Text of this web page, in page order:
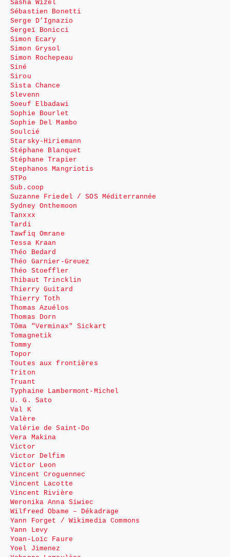
Sasha Wizel
Sébastien Bonetti
Serge D’Ignazio
Sergeï Bonicci
Simon Ecary
Simon Grysol
Simon Rochepeau
Siné
Sirou
Sista Chance
Slevenn
Soeuf Elbadawi
Sophie Bourlet
Sophie Del Mambo
Soulcié
Starsky-Hiriemann
Stéphane Blanquet
Stéphane Trapier
Stephanos Mangriotis
STPo
Sub.coop
Suzanne Friedel / SOS Méditerrannée
Sydney Onthemoon
Tanxxx
Tardi
Tawfiq Omrane
Tessa Kraan
Théo Bedard
Théo Garnier-Greuez
Théo Stoeffler
Thibaut Trincklin
Thierry Guitard
Thierry Toth
Thomas Azuélos
Thomas Dorn
Tôma "Verminax" Sickart
Tomagnetik
Tommy
Topor
Toutes aux frontières
Triton
Truant
Typhaine Lambermont-Michel
U. G. Sato
Val K
Valère
Valérie de Saint-Do
Vera Makina
Victor
Victor Delfim
Victor Leon
Vincent Croguennec
Vincent Lacotte
Vincent Rivière
Weronika Anna Siwiec
Wilfreed Obame – Dékadrage
Yann Forget / Wikimedia Commons
Yann Levy
Yoan-Loïc Faure
Yoel Jimenez